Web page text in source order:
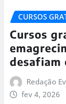
CURSOS
Cursos
desafiam
Redação
fev 4, 2026